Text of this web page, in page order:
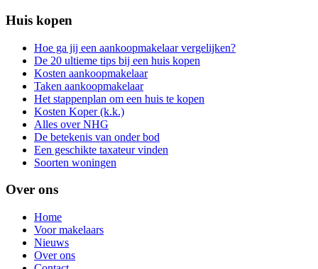
Huis kopen
Hoe ga jij een aankoopmakelaar vergelijken?
De 20 ultieme tips bij een huis kopen
Kosten aankoopmakelaar
Taken aankoopmakelaar
Het stappenplan om een huis te kopen
Kosten Koper (k.k.)
Alles over NHG
De betekenis van onder bod
Een geschikte taxateur vinden
Soorten woningen
Over ons
Home
Voor makelaars
Nieuws
Over ons